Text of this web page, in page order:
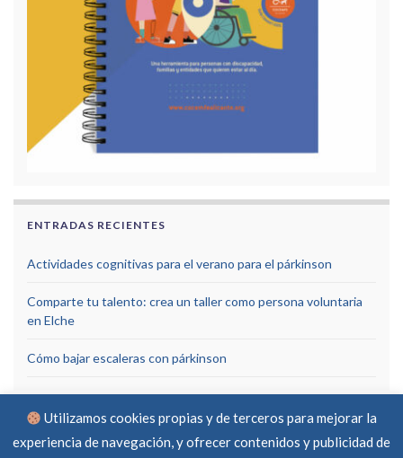
ENTRADAS RECIENTES
Actividades cognitivas para el verano para el párkinson
Comparte tu talento: crea un taller como persona voluntaria
en Elche
Cómo bajar escaleras con párkinson
Utilizamos cookies propias y de terceros para mejorar la
experiencia de navegación, y ofrecer contenidos y publicidad de